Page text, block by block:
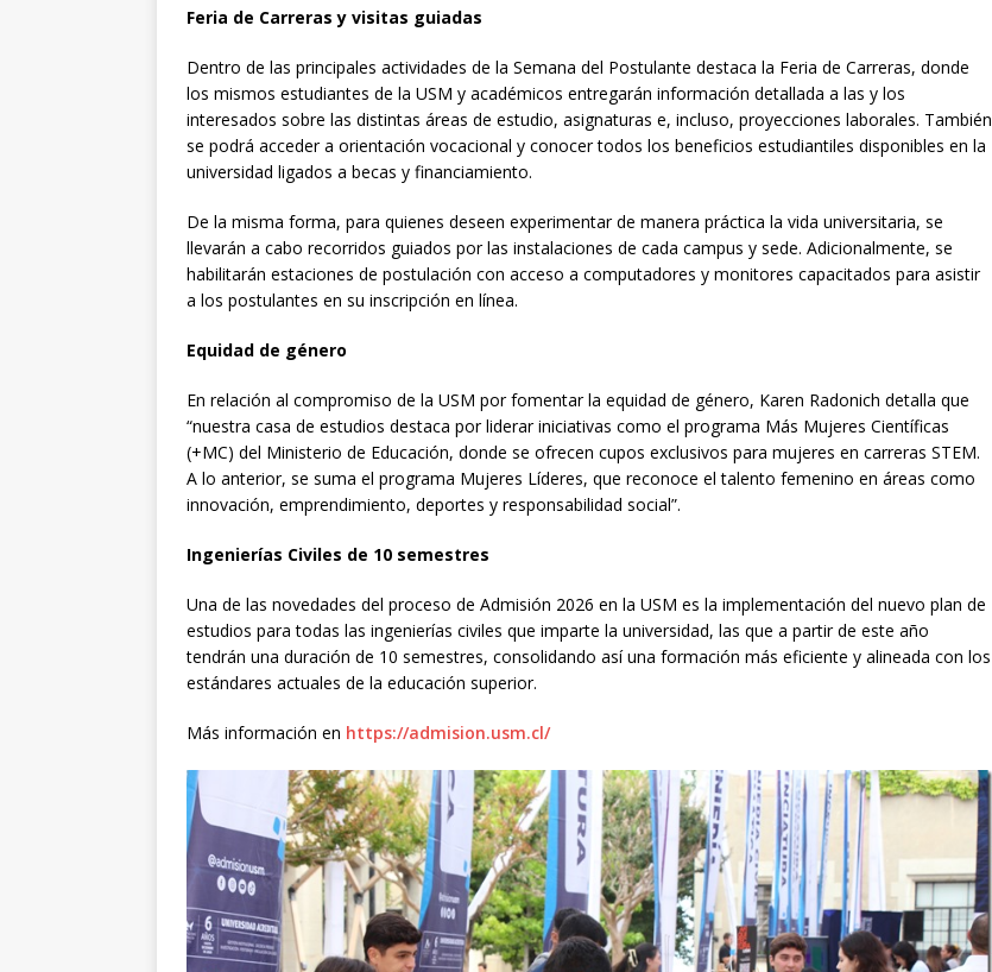
Feria de Carreras y visitas guiadas
Dentro de las principales actividades de la Semana del Postulante destaca la Feria de Carreras, donde
los mismos estudiantes de la USM y académicos entregarán información detallada a las y los
interesados sobre las distintas áreas de estudio, asignaturas e, incluso, proyecciones laborales. También
se podrá acceder a orientación vocacional y conocer todos los beneficios estudiantiles disponibles en la
universidad ligados a becas y financiamiento.
De la misma forma, para quienes deseen experimentar de manera práctica la vida universitaria, se
llevarán a cabo recorridos guiados por las instalaciones de cada campus y sede. Adicionalmente, se
habilitarán estaciones de postulación con acceso a computadores y monitores capacitados para asistir
a los postulantes en su inscripción en línea.
Equidad de género
En relación al compromiso de la USM por fomentar la equidad de género, Karen Radonich detalla que
“nuestra casa de estudios destaca por liderar iniciativas como el programa Más Mujeres Científicas
(+MC) del Ministerio de Educación, donde se ofrecen cupos exclusivos para mujeres en carreras STEM.
A lo anterior, se suma el programa Mujeres Líderes, que reconoce el talento femenino en áreas como
innovación, emprendimiento, deportes y responsabilidad social”.
Ingenierías Civiles de 10 semestres
Una de las novedades del proceso de Admisión 2026 en la USM es la implementación del nuevo plan de
estudios para todas las ingenierías civiles que imparte la universidad, las que a partir de este año
tendrán una duración de 10 semestres, consolidando así una formación más eficiente y alineada con los
estándares actuales de la educación superior.
Más información en https://admision.usm.cl/